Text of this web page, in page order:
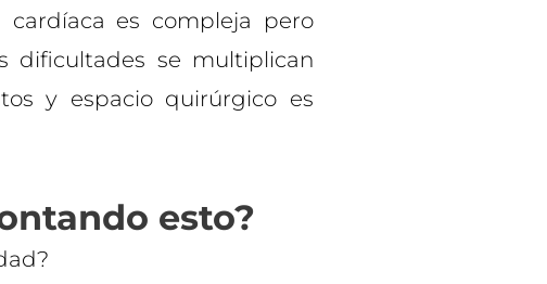
es compleja pero
dificultades se multiplican
y espacio quirúrgico es
esto?